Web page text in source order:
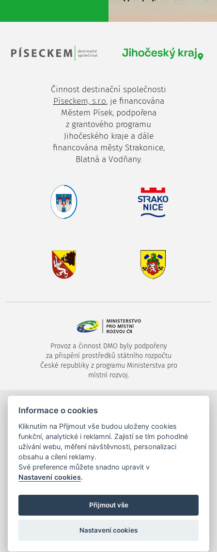
Činnost destinační společnosti
Píseckem, s.r.o.je financována
Městem Písek, podpořena
z grantového programu
Jihočeského kraje a dále
financována městy Strakonice,
Blatná a Vodňany.
Provoz a činnost DMO byly podpořeny
za přispění prostředků státního rozpočtu
České republiky z programu Ministerstva pro
místní rozvoj.
©2024-2026Destinační společnost Píseckem, s.r.o.
Velké náměstí 1/24, 397 01 Písek,
tel.: +420 725 053 144,info (zavináč) piseckem.cz
mapa stránek
Realizace a správa webu:Studio QUIN.cz
Informace o cookies
Kliknutím na Přijmout vše budou uloženy cookies
funkční, analytické i reklamní. Zajistí se tím pohodlné
užívání webu, měření návštěvnosti, personalizaci
obsahu a cílení reklamy.
Své preference můžete snadno upravit v
Nastavení cookies.
Přijmout vše
Nastavení cookies